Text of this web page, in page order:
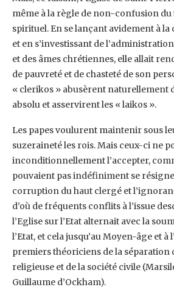
même à la règle de non-confusion
spirituel. En se lançant avidement à
et en s’investissant de
et des âmes chrétiennes, elle allait
de pauvreté et de chasteté de son
« clerikos » abusèrent naturellement
absolu et asservirent les « laikos ».
Les papes voulurent maintenir sous
suzeraineté les rois. Mais ceux-ci ne
inconditionnellement l’accepter,
pouvaient pas indéfiniment se
corruption du haut clergé et
d’où de fréquents conflits à l’issue
l’Eglise sur l’Etat alternait avec la
l’Etat, et cela jusqu’au Moyen-âge et à
premiers théoriciens de la séparation
religieuse et de la société civile
Guillaume d’Ockham).